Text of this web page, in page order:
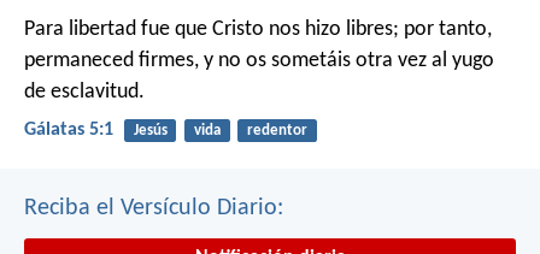
Para libertad fue que Cristo nos hizo libres; por tanto,
permaneced firmes, y no os sometáis otra vez al yugo
de esclavitud.
Gálatas 5:1 Jesús vida redentor
Reciba el Versículo Diario: